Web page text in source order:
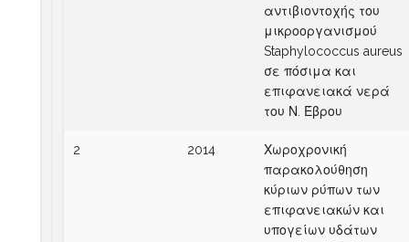
αντιβιοντοχής του
μικροοργανισμού
Staphylococcus aureus
σε πόσιμα και
επιφανειακά νερά
του Ν. Έβρου
2 2014
Χωροχρονική
παρακολούθηση
κύριων ρύπων των
επιφανειακών και
υπογείων υδάτων